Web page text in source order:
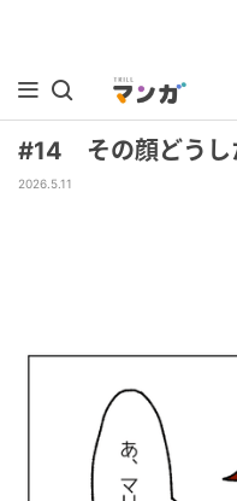
#14 その顔どうし
2026.5.11